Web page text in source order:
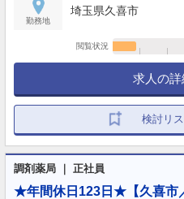
勤務地
埼玉県久喜市
閲覧状況
求人の詳
検討リ
調剤薬局 ｜ 正社員
★年間休日123日★【久喜市